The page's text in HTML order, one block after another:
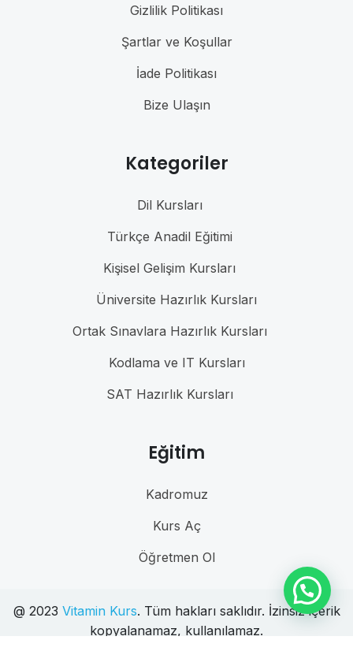
Gizlilik Politikası
Şartlar ve Koşullar
İade Politikası
Bize Ulaşın
Kategoriler
Dil Kursları
Türkçe Anadil Eğitimi
Kişisel Gelişim Kursları
Üniversite Hazırlık Kursları
Ortak Sınavlara Hazırlık Kursları
Kodlama ve IT Kursları
SAT Hazırlık Kursları
Eğitim
Kadromuz
Kurs Aç
Öğretmen Ol
@ 2023 Vitamin Kurs. Tüm hakları saklıdır. İzinsiz içerik
kopyalanamaz, kullanılamaz.